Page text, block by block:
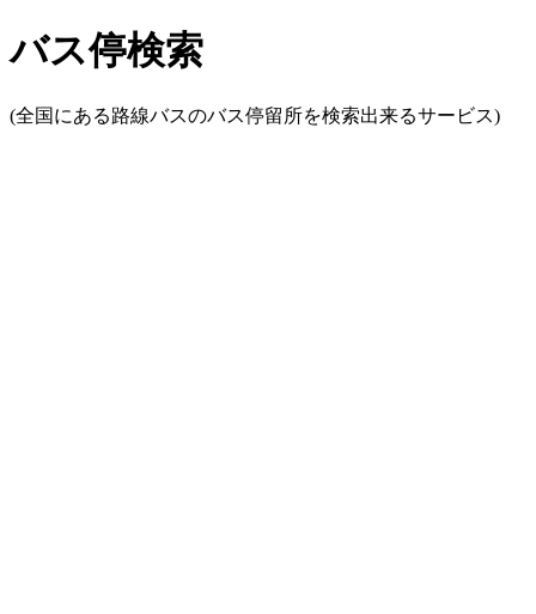
バス停検索
(全国にある路線バスのバス停留所を検索出来るサービス)